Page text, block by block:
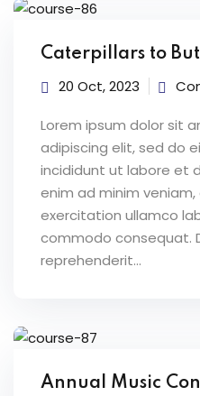
Caterpillars to
20 Oct, 2023
Lorem ipsum dolor sit
adipiscing elit, sed do
incididunt ut labore et
enim ad minim
exercitation ullamco
commodo consequat.
reprehenderit...
Annual Music